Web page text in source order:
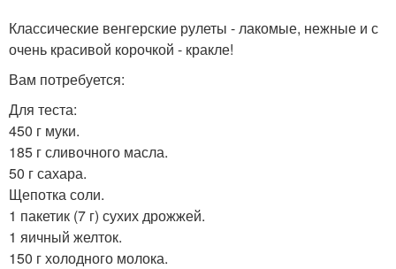
Классические венгерские рулеты - лакомые, нежные и с
очень красивой корочкой - кракле!
Вам потребуется:
Для теста:
450 г муки.
185 г сливочного масла.
50 г сахара.
Щепотка соли.
1 пакетик (7 г) сухих дрожжей.
1 яичный желток.
150 г холодного молока.